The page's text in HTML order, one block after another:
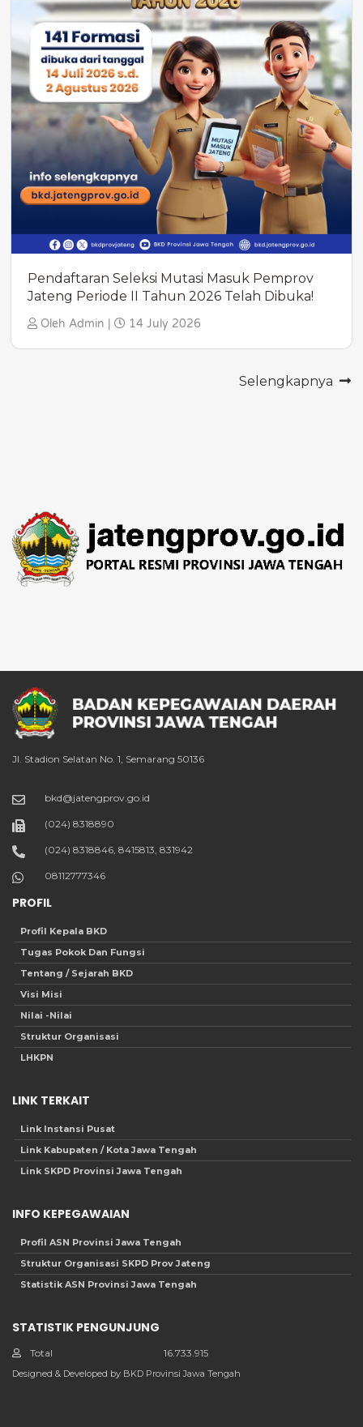
Pendaftaran Seleksi Mutasi Masuk Pemprov
Jateng Periode II Tahun 2026 Telah Dibuka!
Oleh Admin | 14 July 2026
Selengkapnya
Jl. Stadion Selatan No. 1, Semarang 50136
bkd@jatengprov.go.id
(024) 8318890
(024) 8318846, 8415813, 831942
08112777346
PROFIL
Profil Kepala BKD
Tugas Pokok Dan Fungsi
Tentang / Sejarah BKD
Visi Misi
Nilai -Nilai
Struktur Organisasi
LHKPN
LINK TERKAIT
Link Instansi Pusat
Link Kabupaten / Kota Jawa Tengah
Link SKPD Provinsi Jawa Tengah
INFO KEPEGAWAIAN
Profil ASN Provinsi Jawa Tengah
Struktur Organisasi SKPD Prov Jateng
Statistik ASN Provinsi Jawa Tengah
STATISTIK PENGUNJUNG
Total 16.733.915
Designed & Developed by BKD Provinsi Jawa Tengah